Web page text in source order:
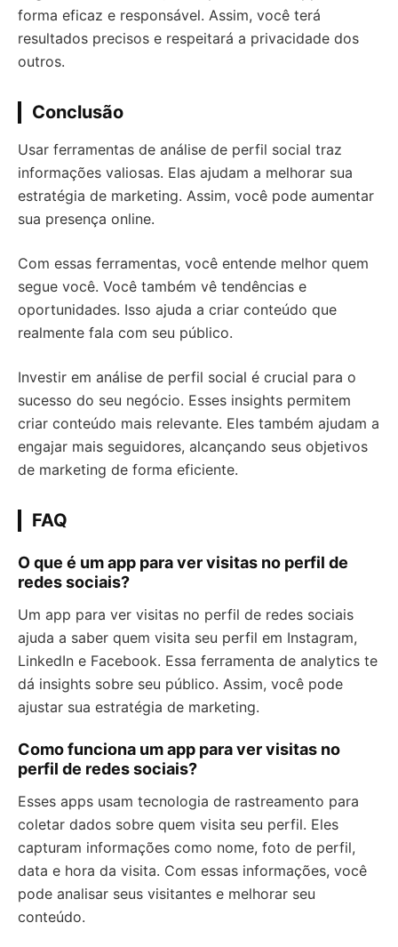
forma eficaz e responsável. Assim, você terá
resultados precisos e respeitará a privacidade dos
outros.
Conclusão
Usar ferramentas de análise de perfil social traz
informações valiosas. Elas ajudam a melhorar sua
estratégia de marketing. Assim, você pode aumentar
sua presença online.
Com essas ferramentas, você entende melhor quem
segue você. Você também vê tendências e
oportunidades. Isso ajuda a criar conteúdo que
realmente fala com seu público.
Investir em análise de perfil social é crucial para o
sucesso do seu negócio. Esses insights permitem
criar conteúdo mais relevante. Eles também ajudam a
engajar mais seguidores, alcançando seus objetivos
de marketing de forma eficiente.
FAQ
O que é um app para ver visitas no perfil de
redes sociais?
Um app para ver visitas no perfil de redes sociais
ajuda a saber quem visita seu perfil em Instagram,
LinkedIn e Facebook. Essa ferramenta de analytics te
dá insights sobre seu público. Assim, você pode
ajustar sua estratégia de marketing.
Como funciona um app para ver visitas no
perfil de redes sociais?
Esses apps usam tecnologia de rastreamento para
coletar dados sobre quem visita seu perfil. Eles
capturam informações como nome, foto de perfil,
data e hora da visita. Com essas informações, você
pode analisar seus visitantes e melhorar seu
conteúdo.